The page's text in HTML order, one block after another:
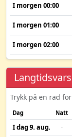
I morgen 00:00
I morgen 01:00
I morgen 02:00
Trykk på en rad
Dag Natt
I dag 9. aug. -